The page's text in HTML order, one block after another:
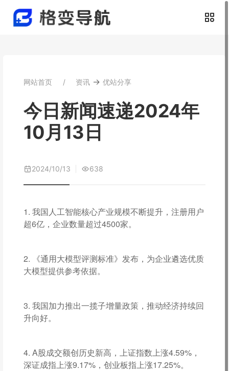
网站首页 资讯 → 优站分享
今日新闻速递2024年
10月13日
2024/10/13 638
1. 我国人工智能核心产业规模不断提升，注册用户
超6亿，企业数量超过4500家。
2. 《通用大模型评测标准》发布，为企业遴选优质
大模型提供参考依据。
3. 我国加力推出一揽子增量政策，推动经济持续回
升向好。
4. A股成交额创历史新高，上证指数上涨4.59%，
深证成指上涨9.17%，创业板指上涨17.25%。